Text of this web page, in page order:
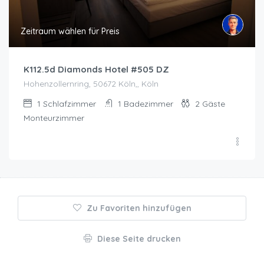
Zeitraum wählen für Preis
K112.5d Diamonds Hotel #505 DZ
Hohenzollernring, 50672 Köln,, Köln
1 Schlafzimmer 1 Badezimmer 2 Gäste
Monteurzimmer
Zu Favoriten hinzufügen
Diese Seite drucken